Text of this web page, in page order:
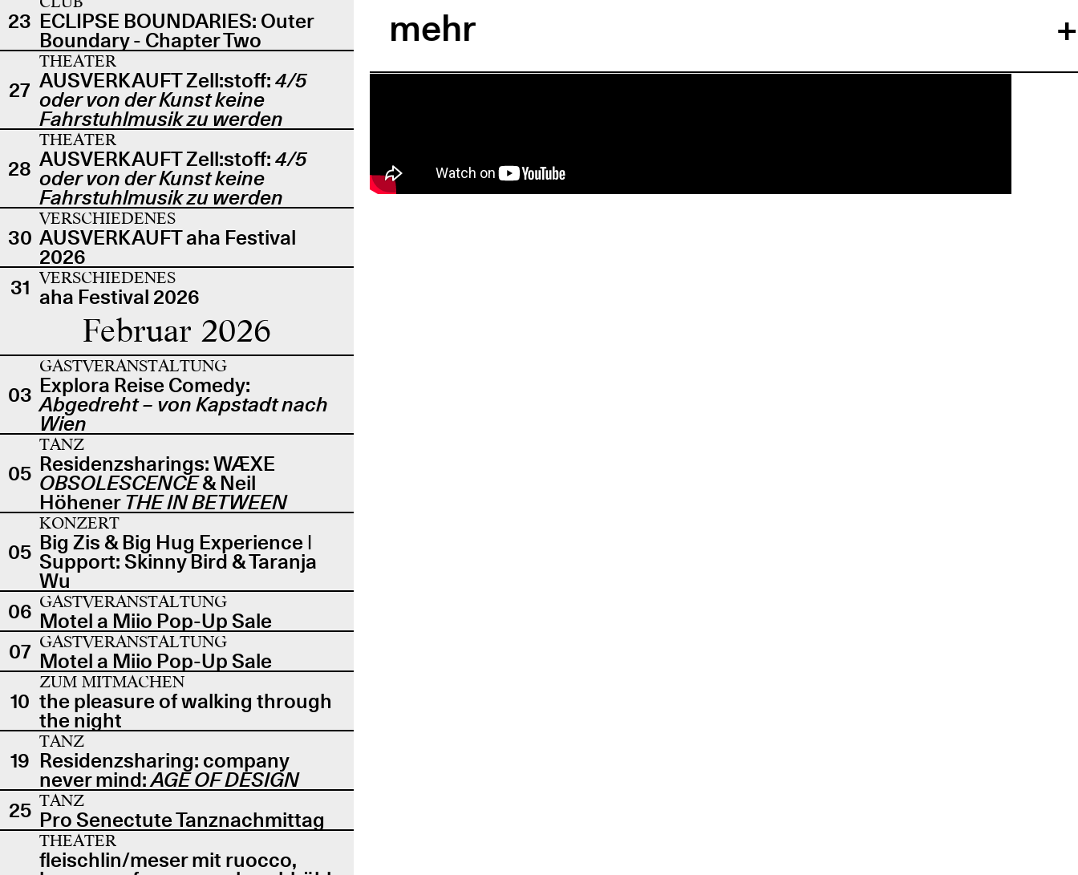
23 ECLIPSE BOUNDARIES: Outer
Boundary - Chapter Two
27
THEATER
AUSVERKAUFT Zell:stoff: 4/5
oder von der Kunst keine
Fahrstuhlmusik zu werden
28
THEATER
AUSVERKAUFT Zell:stoff: 4/5
oder von der Kunst keine
Fahrstuhlmusik zu werden
30
VERSCHIEDENES
AUSVERKAUFT aha Festival
2026
31 VERSCHIEDENES
aha Festival 2026
Februar 2026
03
GASTVERANSTALTUNG
Explora Reise Comedy:
Abgedreht – von Kapstadt nach
Wien
05
TANZ
Residenzsharings: WÆXE
OBSOLESCENCE& Neil
Höhener THE IN BETWEEN
05
KONZERT
Big Zis & Big Hug Experience |
Support: Skinny Bird & Taranja
Wu
06 GASTVERANSTALTUNG
Motel a Miio Pop-Up Sale
07 GASTVERANSTALTUNG
Motel a Miio Pop-Up Sale
10
ZUM MITMACHEN
the pleasure of walking through
the night
19
TANZ
Residenzsharing: company
never mind:AGE OF DESIGN
25 TANZ
Pro Senectute Tanznachmittag
THEATER
fleischlin/meser mit ruocco,
mehr